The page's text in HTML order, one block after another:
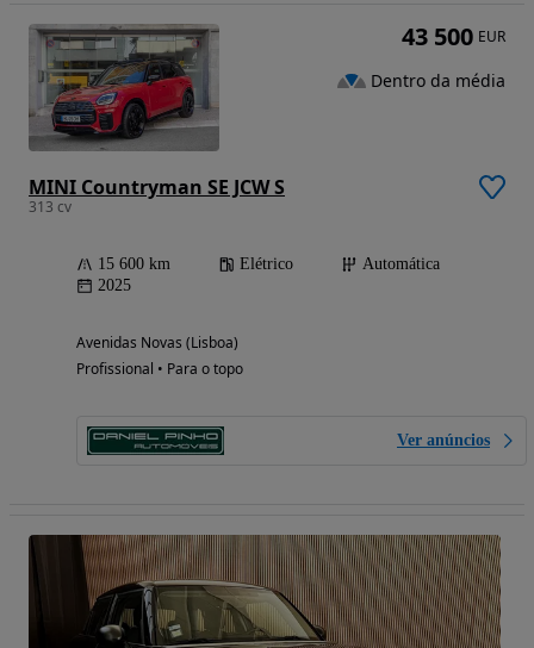
MINI Countryman SE JCW S
313 cv
15 600 km Elétrico
Automática
2025
Avenidas Novas (Lisboa)
Profissional • Para o topo
Ver anúncios
43 500 EUR
Dentro da média